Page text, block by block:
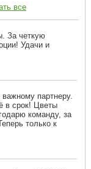
все
За четкую
Удачи и
партнеру.
в срок! Цветы
команду, за
только к